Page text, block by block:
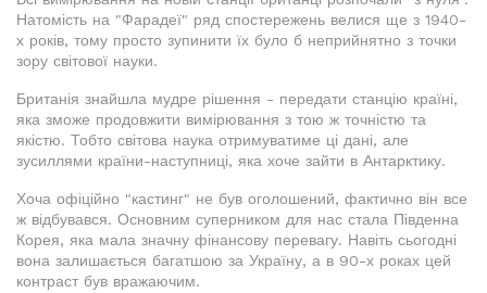
Натомість на "Фарадеї" ряд спостережень велися ще з 1940-
х років, тому просто зупинити їх було б неприйнятно з точки
зору світової науки.
Британія знайшла мудре рішення - передати станцію країні,
яка зможе продовжити вимірювання з тою ж точністю та
якістю. Тобто світова наука отримуватиме ці дані, але
зусиллями країни-наступниці, яка хоче зайти в Антарктику.
Хоча офіційно "кастинг" не був оголошений, фактично він все
ж відбувався. Основним суперником для нас стала Південна
Корея, яка мала значну фінансову перевагу. Навіть сьогодні
вона залишається багатшою за Україну, а в 90-х роках цей
контраст був вражаючим.